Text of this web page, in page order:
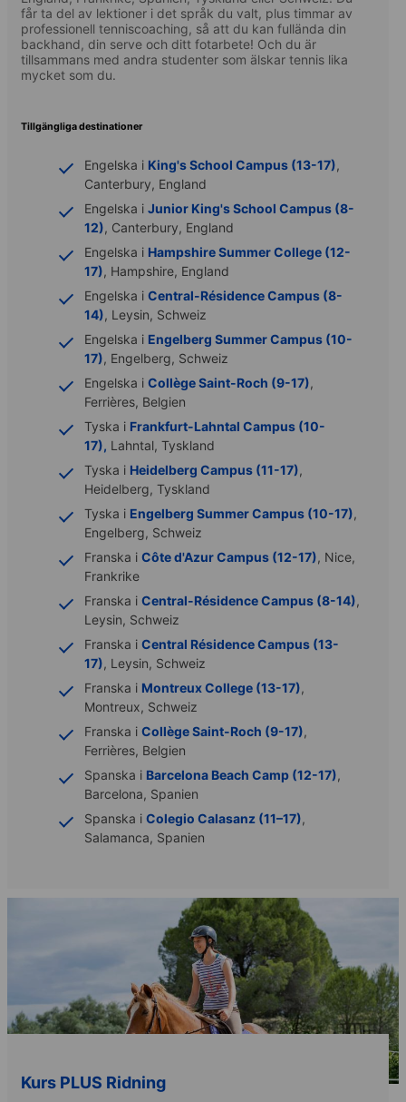
får ta del av lektioner i det språk du valt, plus timmar av
professionell tenniscoaching, så att du kan fullända din
backhand, din serve och ditt fotarbete! Och du är
tillsammans med andra studenter som älskar tennis lika
mycket som du.
Tillgängliga destinationer
Engelska i King's School Campus (13-17),
Canterbury, England
Engelska i Junior King's School Campus (8-
12), Canterbury, England
Engelska i Hampshire Summer College (12-
17), Hampshire, England
Engelska i Central-Résidence Campus (8-
14), Leysin, Schweiz
Engelska i Engelberg Summer Campus (10-
17), Engelberg, Schweiz
Engelska i Collège Saint-Roch (9-17),
Ferrières, Belgien
Tyska i Frankfurt-Lahntal Campus (10-
17), Lahntal, Tyskland
Tyska i Heidelberg Campus (11-17),
Heidelberg, Tyskland
Tyska i Engelberg Summer Campus (10-17),
Engelberg, Schweiz
Franska i Côte d'Azur Campus (12-17), Nice,
Frankrike
Franska i Central-Résidence Campus (8-14),
Leysin, Schweiz
Franska i Central Résidence Campus (13-
17), Leysin, Schweiz
Franska i Montreux College (13-17),
Montreux, Schweiz
Franska i Collège Saint-Roch (9-17),
Ferrières, Belgien
Spanska i Barcelona Beach Camp (12-17),
Barcelona, Spanien
Spanska i Colegio Calasanz (11–17),
Salamanca, Spanien
Kurs PLUS Ridning